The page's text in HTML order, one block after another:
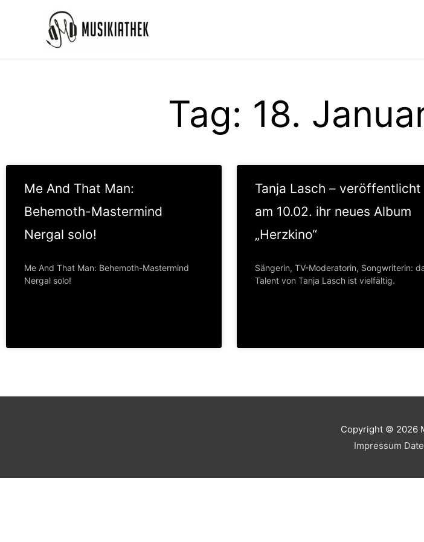
Tag: 18.
Me And That Man:
Behemoth-Mastermind
Nergal solo!
Me And That Man: Behemoth-Mastermind
Nergal solo!
Tanja Lasch – veröffentlicht
am 10.02. ihr neues Album
„Herzkino“
Sängerin, TV-Moderatorin, Songwriterin:
Talent von Tanja Lasch ist vielfältig.
Copyright © 2026
Impressum